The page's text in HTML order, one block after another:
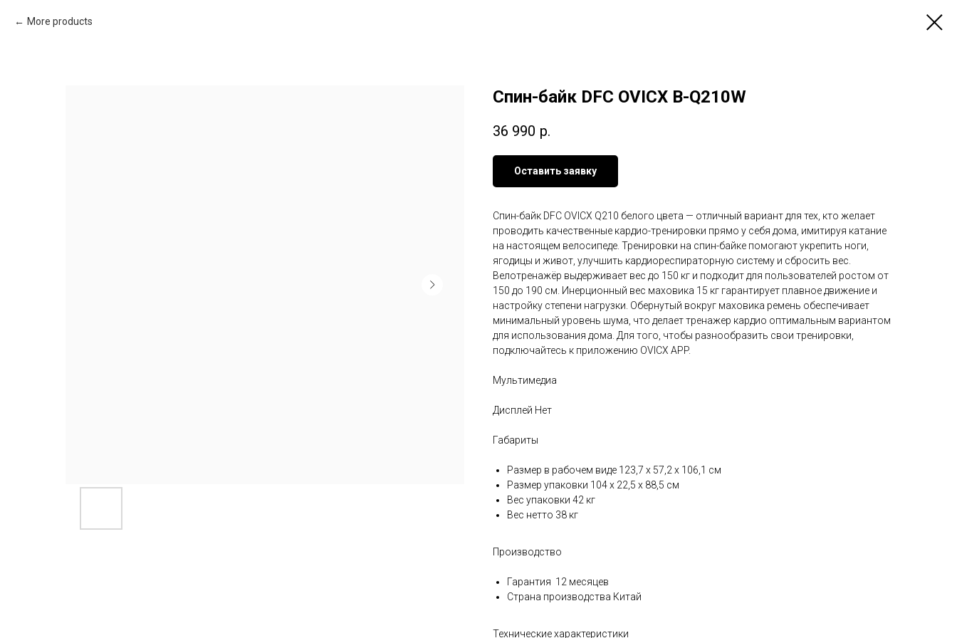
More products
Спин-байк DFC OVICX B-Q210W
36 990 р.
Оставить заявку
Спин-байк DFC OVICX Q210 белого цвета — отличный вариант для тех, кто желает
проводить качественные кардио-тренировки прямо у себя дома, имитируя катание
на настоящем велосипеде. Тренировки на спин-байке помогают укрепить ноги,
ягодицы и живот, улучшить кардиореспираторную систему и сбросить вес.
Велотренажёр выдерживает вес до 150 кг и подходит для пользователей ростом от
150 до 190 см. Инерционный вес маховика 15 кг гарантирует плавное движение и
настройку степени нагрузки. Обернутый вокруг маховика ремень обеспечивает
минимальный уровень шума, что делает тренажер кардио оптимальным вариантом
для использования дома. Для того, чтобы разнообразить свои тренировки,
подключайтесь к приложению OVICX APP.
Мультимедиа
Дисплей Нет
Габариты
Размер в рабочем виде 123,7 х 57,2 х 106,1 см
Размер упаковки 104 х 22,5 х 88,5 см
Вес упаковки 42 кг
Вес нетто 38 кг
Производство
Гарантия 12 месяцев
Страна производства Китай
Технические характеристики